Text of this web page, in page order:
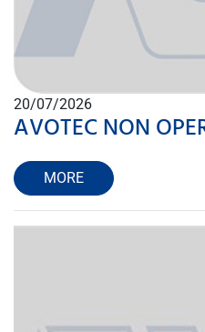
20/07/2026
AVOTEC NON
MORE